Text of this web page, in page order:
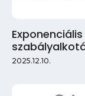
2025.12.10.